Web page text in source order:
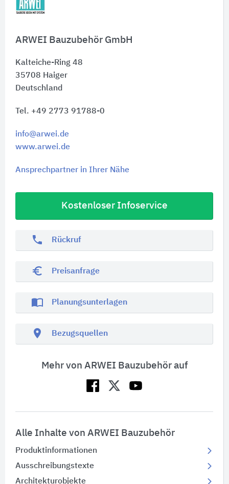
ARWEI Bauzubehör GmbH
Kalteiche-Ring 48
35708 Haiger
Deutschland
Tel. +49 2773 91788-0
info@arwei.de
www.arwei.de
Ansprechpartner in Ihrer Nähe
Kostenloser Infoservice
phone Rückruf
euro_symbol Preisanfrage
import_contacts Planungsunterlagen
location_on Bezugsquellen
Mehr von ARWEI Bauzubehör auf
Alle Inhalte von ARWEI Bauzubehör
Produktinformationen
Ausschreibungstexte
Architekturobjekte
Schnelleinstiege